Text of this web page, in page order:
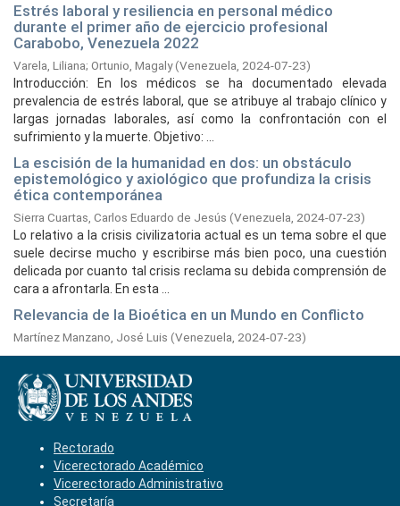
Estrés laboral y resiliencia en personal médico
durante el primer año de ejercicio profesional
Carabobo, Venezuela 2022
Varela, Liliana; Ortunio, Magaly(Venezuela, 2024-07-23)
Introducción: En los médicos se ha documentado elevada
prevalencia de estrés laboral, que se atribuye al trabajo clínico y
largas jornadas laborales, así como la confrontación con el
sufrimiento y la muerte. Objetivo: ...
La escisión de la humanidad en dos: un obstáculo
epistemológico y axiológico que profundiza la crisis
ética contemporánea
Sierra Cuartas, Carlos Eduardo de Jesús (Venezuela, 2024-07-23)
Lo relativo a la crisis civilizatoria actual es un tema sobre el que
suele decirse mucho y escribirse más bien poco, una cuestión
delicada por cuanto tal crisis reclama su debida comprensión de
cara a afrontarla. En esta ...
Relevancia de la Bioética en un Mundo en Conflicto
Martínez Manzano, José Luis (Venezuela, 2024-07-23)
Rectorado
Vicerectorado Académico
Vicerectorado Administrativo
Secretaría